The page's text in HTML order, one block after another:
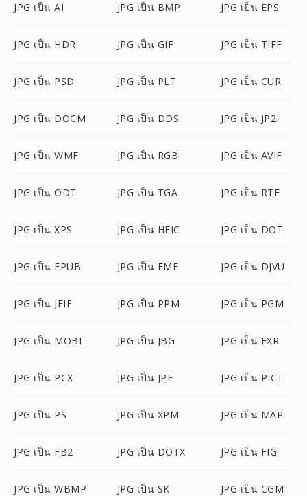
JPG เป็น AI JPG เป็น BMP JPG เป็น EPS
JPG เป็น HDR JPG เป็น GIF JPG เป็น TIFF
JPG เป็น PSD JPG เป็น PLT JPG เป็น CUR
JPG เป็น DOCM JPG เป็น DDS JPG เป็น JP2
JPG เป็น WMF JPG เป็น RGB JPG เป็น AVIF
JPG เป็น ODT JPG เป็น TGA JPG เป็น RTF
JPG เป็น XPS JPG เป็น HEIC JPG เป็น DOT
JPG เป็น EPUB JPG เป็น EMF JPG เป็น DJVU
JPG เป็น JFIF JPG เป็น PPM JPG เป็น PGM
JPG เป็น MOBI JPG เป็น JBG JPG เป็น EXR
JPG เป็น PCX JPG เป็น JPE JPG เป็น PICT
JPG เป็น PS JPG เป็น XPM JPG เป็น MAP
JPG เป็น FB2 JPG เป็น DOTX JPG เป็น FIG
JPG เป็น WBMP JPG เป็น SK JPG เป็น CGM